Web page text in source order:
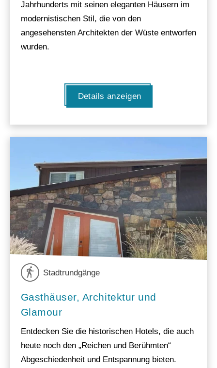
Jahrhunderts mit seinen eleganten Häusern im
modernistischen Stil, die von den
angesehensten Architekten der Wüste entworfen
wurden.
Details anzeigen
Stadtrundgänge
Gasthäuser, Architektur und
Glamour
Entdecken Sie die historischen Hotels, die auch
heute noch den „Reichen und Berühmten“
Abgeschiedenheit und Entspannung bieten.